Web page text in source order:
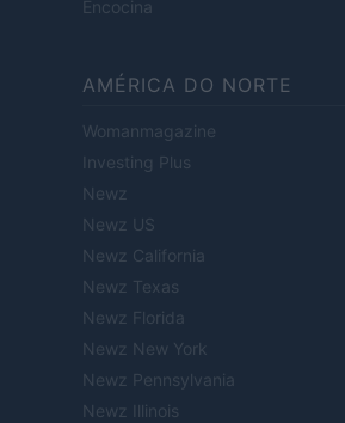
Encocina
AMÉRICA DO NORTE
Womanmagazine
Investing Plus
Newz
Newz US
Newz California
Newz Texas
Newz Florida
Newz New York
Newz Pennsylvania
Newz Illinois